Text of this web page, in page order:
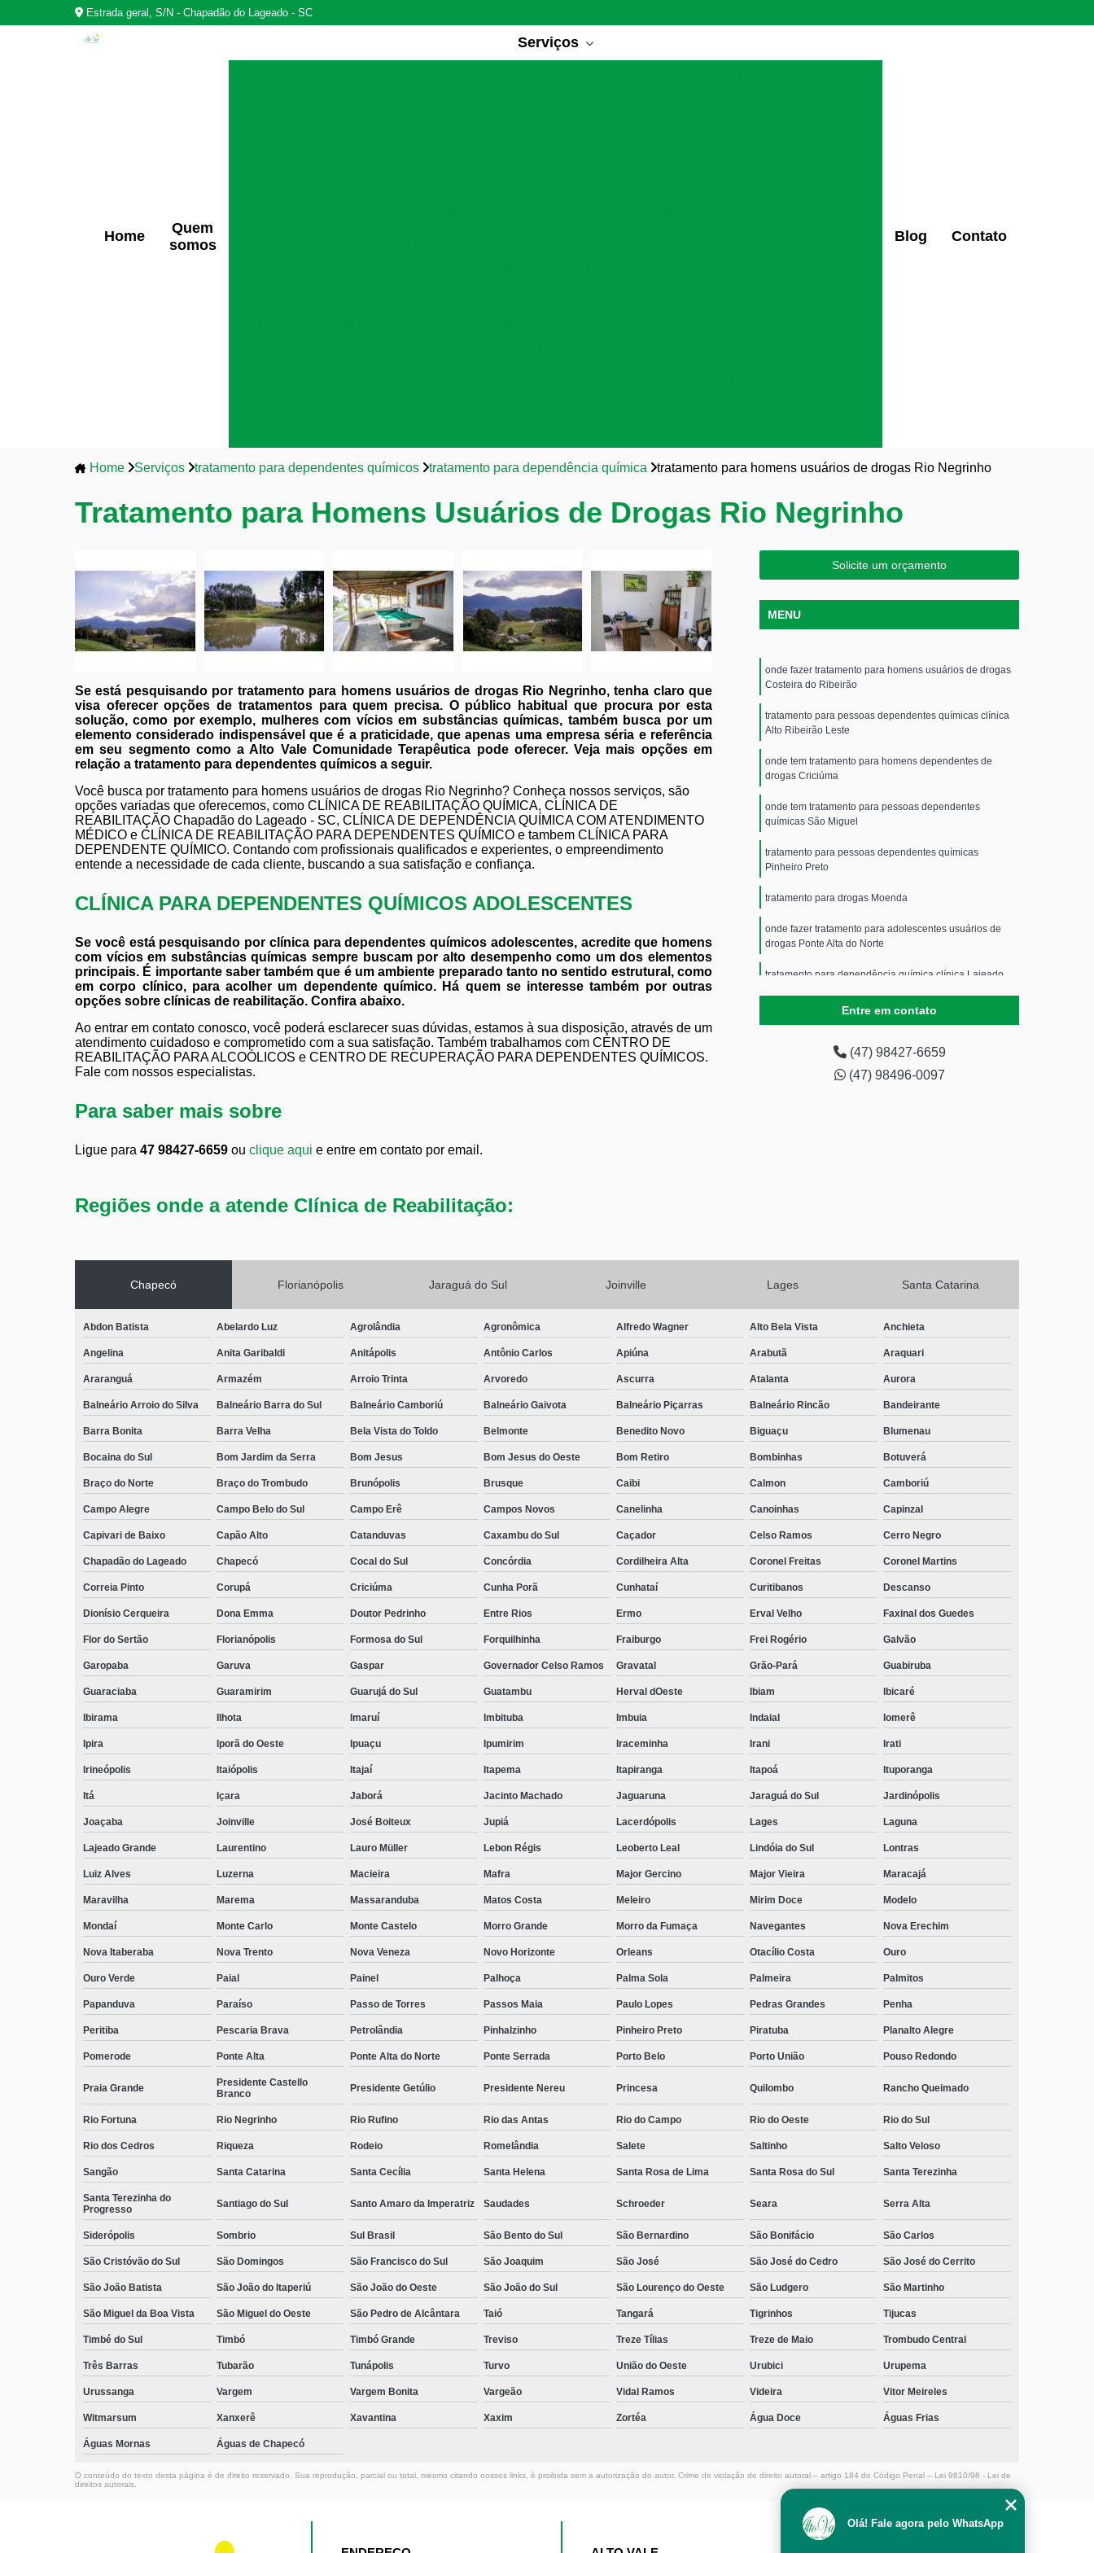
Estrada geral, S/N - Chapadão do Lageado - SC
Home
Quem
somos
Serviços
Blog Contato
Home Serviços tratamento para dependentes químicos tratamento para dependência química tratamento para homens usuários de drogas Rio Negrinho
Tratamento para Homens Usuários de Drogas Rio Negrinho
Se está pesquisando por tratamento para homens usuários de drogas Rio Negrinho, tenha claro que
visa oferecer opções de tratamentos para quem precisa. O público habitual que procura por esta
solução, como por exemplo, mulheres com vícios em substâncias químicas, também busca por um
elemento considerado indispensável que é a praticidade, que apenas uma empresa séria e referência
em seu segmento como a Alto Vale Comunidade Terapêutica pode oferecer. Veja mais opções em
relação a tratamento para dependentes químicos a seguir.
Você busca por tratamento para homens usuários de drogas Rio Negrinho? Conheça nossos serviços, são
opções variadas que oferecemos, como CLÍNICA DE REABILITAÇÃO QUÍMICA, CLÍNICA DE
REABILITAÇÃO Chapadão do Lageado - SC, CLÍNICA DE DEPENDÊNCIA QUÍMICA COM ATENDIMENTO
MÉDICO e CLÍNICA DE REABILITAÇÃO PARA DEPENDENTES QUÍMICO e tambem CLÍNICA PARA
DEPENDENTE QUÍMICO. Contando com profissionais qualificados e experientes, o empreendimento
entende a necessidade de cada cliente, buscando a sua satisfação e confiança.
CLÍNICA PARA DEPENDENTES QUÍMICOS ADOLESCENTES
Se você está pesquisando por clínica para dependentes químicos adolescentes, acredite que homens
com vícios em substâncias químicas sempre buscam por alto desempenho como um dos elementos
principais. É importante saber também que é um ambiente preparado tanto no sentido estrutural, como
em corpo clínico, para acolher um dependente químico. Há quem se interesse também por outras
opções sobre clínicas de reabilitação. Confira abaixo.
Ao entrar em contato conosco, você poderá esclarecer suas dúvidas, estamos à sua disposição, através de um
atendimento cuidadoso e comprometido com a sua satisfação. Também trabalhamos com CENTRO DE
REABILITAÇÃO PARA ALCOÓLICOS e CENTRO DE RECUPERAÇÃO PARA DEPENDENTES QUÍMICOS.
Fale com nossos especialistas.
Para saber mais sobre
Ligue para 47 98427-6659 ou clique aqui e entre em contato por email.
Solicite um orçamento
MENU
onde fazer tratamento para homens usuários de drogas
Costeira do Ribeirão
tratamento para pessoas dependentes químicas clínica
Alto Ribeirão Leste
onde tem tratamento para homens dependentes de
drogas Criciúma
onde tem tratamento para pessoas dependentes
químicas São Miguel
tratamento para pessoas dependentes químicas
Pinheiro Preto
tratamento para drogas Moenda
onde fazer tratamento para adolescentes usuários de
drogas Ponte Alta do Norte
tratamento para dependência química clínica Lajeado
onde fazer tratamento para álcool e drogas Braço do
Entre em contato
(47) 98427-6659
(47) 98496-0097
Regiões onde a atende Clínica de Reabilitação:
Chapecó Florianópolis Jaraguá do Sul Joinville Lages Santa Catarina
Abdon Batista Abelardo Luz Agrolândia Agronômica Alfredo Wagner Alto Bela Vista Anchieta
Angelina Anita Garibaldi Anitápolis Antônio Carlos Apiúna Arabutã Araquari
Araranguá Armazém Arroio Trinta Arvoredo Ascurra Atalanta Aurora
Balneário Arroio do Silva Balneário Barra do Sul Balneário Camboriú Balneário Gaivota Balneário Piçarras Balneário Rincão Bandeirante
Barra Bonita Barra Velha Bela Vista do Toldo Belmonte Benedito Novo Biguaçu Blumenau
Bocaina do Sul Bom Jardim da Serra Bom Jesus Bom Jesus do Oeste Bom Retiro Bombinhas Botuverá
Braço do Norte Braço do Trombudo Brunópolis Brusque Caibi Calmon Camboriú
Campo Alegre Campo Belo do Sul Campo Erê Campos Novos Canelinha Canoinhas Capinzal
Capivari de Baixo Capão Alto Catanduvas Caxambu do Sul Caçador Celso Ramos Cerro Negro
Chapadão do Lageado Chapecó Cocal do Sul Concórdia Cordilheira Alta Coronel Freitas Coronel Martins
Correia Pinto Corupá Criciúma Cunha Porã Cunhataí Curitibanos Descanso
Dionísio Cerqueira Dona Emma Doutor Pedrinho Entre Rios Ermo Erval Velho Faxinal dos Guedes
Flor do Sertão Florianópolis Formosa do Sul Forquilhinha Fraiburgo Frei Rogério Galvão
Garopaba Garuva Gaspar Governador Celso Ramos Gravatal Grão-Pará Guabiruba
Guaraciaba Guaramirim Guarujá do Sul Guatambu Herval dOeste Ibiam Ibicaré
Ibirama Ilhota Imaruí Imbituba Imbuia Indaial Iomerê
Ipira Iporã do Oeste Ipuaçu Ipumirim Iraceminha Irani Irati
Irineópolis Itaiópolis Itajaí Itapema Itapiranga Itapoá Ituporanga
Itá Içara Jaborá Jacinto Machado Jaguaruna Jaraguá do Sul Jardinópolis
Joaçaba Joinville José Boiteux Jupiá Lacerdópolis Lages Laguna
Lajeado Grande Laurentino Lauro Müller Lebon Régis Leoberto Leal Lindóia do Sul Lontras
Luiz Alves Luzerna Macieira Mafra Major Gercino Major Vieira Maracajá
Maravilha Marema Massaranduba Matos Costa Meleiro Mirim Doce Modelo
Mondaí Monte Carlo Monte Castelo Morro Grande Morro da Fumaça Navegantes Nova Erechim
Nova Itaberaba Nova Trento Nova Veneza Novo Horizonte Orleans Otacílio Costa Ouro
Ouro Verde Paial Painel Palhoça Palma Sola Palmeira Palmitos
Papanduva Paraíso Passo de Torres Passos Maia Paulo Lopes Pedras Grandes Penha
Peritiba Pescaria Brava Petrolândia Pinhalzinho Pinheiro Preto Piratuba Planalto Alegre
Pomerode Ponte Alta Ponte Alta do Norte Ponte Serrada Porto Belo Porto União Pouso Redondo
Praia Grande
Presidente Castello
Branco
Presidente Getúlio Presidente Nereu Princesa Quilombo Rancho Queimado
Rio Fortuna Rio Negrinho Rio Rufino Rio das Antas Rio do Campo Rio do Oeste Rio do Sul
Rio dos Cedros Riqueza Rodeio Romelândia Salete Saltinho Salto Veloso
Sangão Santa Catarina Santa Cecília Santa Helena Santa Rosa de Lima Santa Rosa do Sul Santa Terezinha
Santa Terezinha do
Progresso
Santiago do Sul Santo Amaro da Imperatriz Saudades Schroeder Seara Serra Alta
Siderópolis Sombrio Sul Brasil São Bento do Sul São Bernardino São Bonifácio São Carlos
São Cristóvão do Sul São Domingos São Francisco do Sul São Joaquim São José São José do Cedro São José do Cerrito
São João Batista São João do Itaperiú São João do Oeste São João do Sul São Lourenço do Oeste São Ludgero São Martinho
São Miguel da Boa Vista São Miguel do Oeste São Pedro de Alcântara Taió Tangará Tigrinhos Tijucas
Timbé do Sul Timbó Timbó Grande Treviso Treze Tílias Treze de Maio Trombudo Central
Três Barras Tubarão Tunápolis Turvo União do Oeste Urubici Urupema
Urussanga Vargem Vargem Bonita Vargeão Vidal Ramos Videira Vitor Meireles
Witmarsum Xanxerê Xavantina Xaxim Zortéa Água Doce Águas Frias
Águas Mornas Águas de Chapecó
O conteúdo do texto desta página é de direito reservado. Sua reprodução, parcial ou total, mesmo citando nossos links, é proibida sem a autorização do autor. Crime de violação de direito autoral – artigo 184 do Código Penal – Lei 9610/98 - Lei de
direitos autorais
Olá! Fale agora pelo WhatsApp